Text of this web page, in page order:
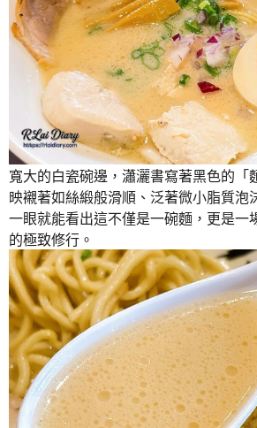
寬大的白瓷碗邊，瀟灑書寫著黑色的「
映襯著如絲緞般滑順、泛著微小脂質泡
一眼就能看出這不僅是一碗麵，更是一
的極致修行。